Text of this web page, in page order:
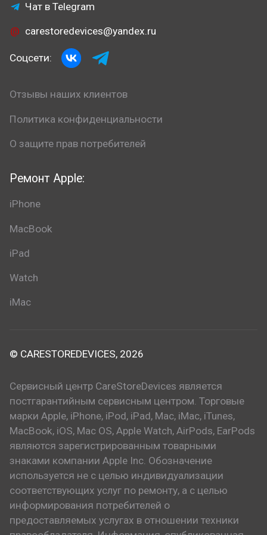
Ремонт Apple:
iPhone
MacBook
iPad
Watch
iMac
Чат в Telegram
carestoredevices@yandex.ru
Соцсети:
Отзывы наших клиентов
Политика конфиденциальности
О защите прав потребителей
© CARESTOREDEVICES, 2026
Сервисный центр CareStoreDevices является
постгарантийным сервисным центром. Торговые
марки Apple, iPhone, iPod, iPad, Mac, iMac, iTunes,
MacBook, iOS, Mac OS, Apple Watch, AirPods, EarPods
являются зарегистрированным товарными
знаками компании Apple Inc. Обозначение
используется не с целью индивидуализации
соответствующих услуг по ремонту, а с целью
информирования потребителей о
предоставляемых услугах в отношении техники